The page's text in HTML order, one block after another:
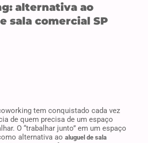
alternativa ao
sala comercial SP
completa;
de networking.